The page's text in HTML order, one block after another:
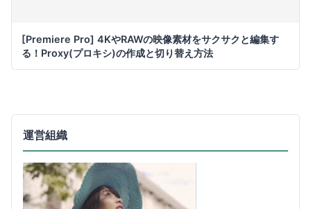
[Premiere Pro] 4KやRAWの映像素材をサクサクと編集す
る！Proxy(プロキシ)の作成と切り替え方法
運営組織